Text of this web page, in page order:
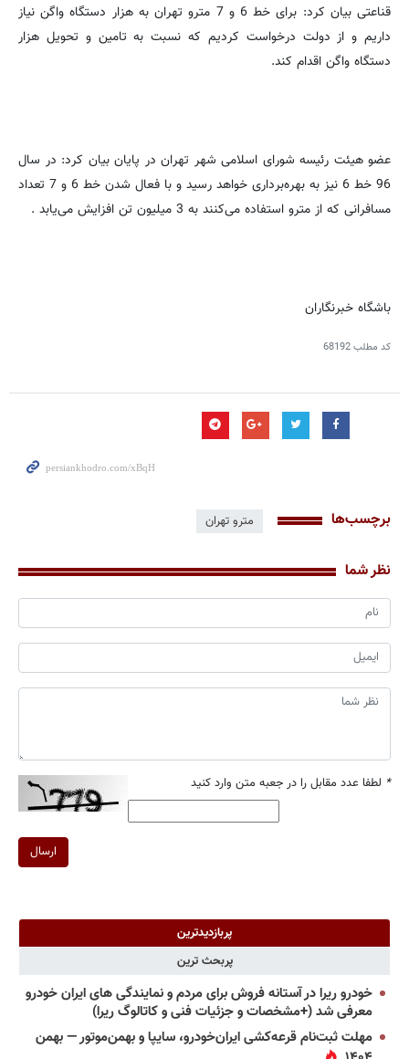
قناعتی بیان کرد: برای خط 6 و 7 مترو تهران به هزار دستگاه واگن نیاز
داریم و از دولت درخواست کردیم که نسبت به تامین و تحویل هزار
دستگاه واگن اقدام کند.
عضو هیئت رئیسه شورای اسلامی شهر تهران در پایان بیان کرد: در سال
96 خط 6 نیز به بهره‌برداری خواهد رسید و با فعال شدن خط 6 و 7 تعداد
مسافرانی که از مترو استفاده می‌کنند به 3 میلیون تن افزایش می‌یابد .
باشگاه خبرنگاران
کد مطلب68192
برچسب‌ها مترو تهران
نظر شما
* لطفا عدد مقابل را در جعبه متن وارد کنید
ارسال
پربازدیدترین
پربحث ترین
خودرو ریرا در آستانه فروش برای مردم و نمایندگی های ایران خودرو
معرفی شد (+مشخصات و جزئیات فنی و کاتالوگ ریرا)
مهلت ثبت‌نام قرعه‌کشی ایران‌خودرو، سایپا و بهمن‌موتور — بهمن